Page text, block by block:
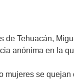
Tehuacán,
anónima en la
se